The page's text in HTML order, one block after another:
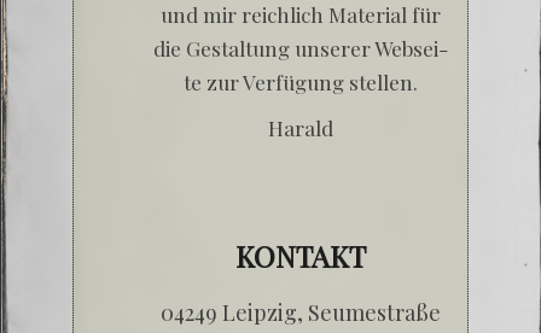
und mir reich­lich Mate­ri­al für
die Gestal­tung unse­rer Web­sei­
te zur Ver­fü­gung stellen.
Harald
KONTAKT
04249 Leip­zig, Seu­me­stra­ße